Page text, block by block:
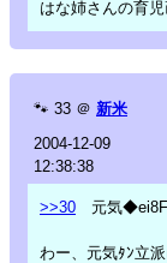
はな姉さんの育
🐾 33 ＠ 新米
2004-12-09
12:38:38
>>30 元気
わー、元気ﾀﾝ立